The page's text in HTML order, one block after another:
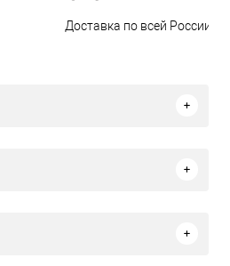
Доставка по всей России